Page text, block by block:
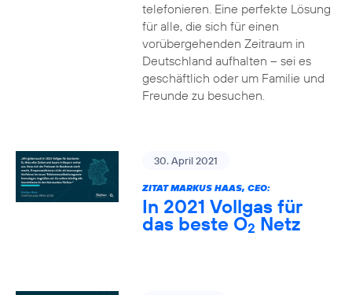
telefonieren. Eine perfekte Lösung
für alle, die sich für einen
vorübergehenden Zeitraum in
Deutschland aufhalten – sei es
geschäftlich oder um Familie und
Freunde zu besuchen.
30. April 2021
ZITAT MARKUS HAAS, CEO:
In 2021 Vollgas für
das beste O2 Netz